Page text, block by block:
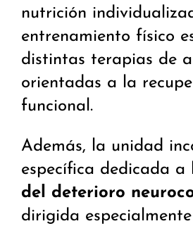
nutrición
entrenamiento físico
distintas terapias de
orientadas a la
funcional.
Además, la unidad
específica dedicada a
del deterioro
dirigida